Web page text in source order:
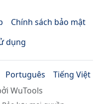
Chính sách bảo mật
dụng
Português
Tiếng Việt
WuTools